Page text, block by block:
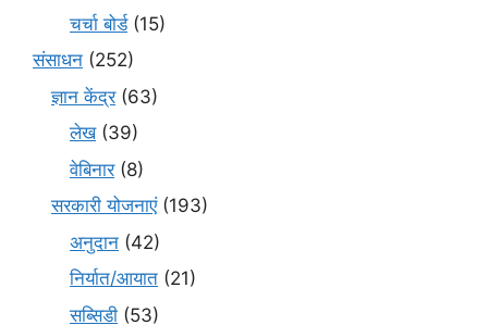
चर्चा बोर्ड(15)
संसाधन (252)
ज्ञान केंद्र(63)
लेख(39)
वेबिनार(8)
सरकारी योजनाएं(193)
अनुदान (42)
निर्यात/आयात (21)
सब्सिडी (53)